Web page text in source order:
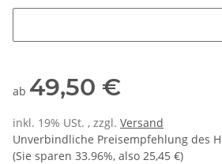
ab 49,50 €
inkl. 19% USt. , zzgl. Versand
Unverbindliche Preisempfehlung des
(Sie sparen 33.96%, also 25,45 €)